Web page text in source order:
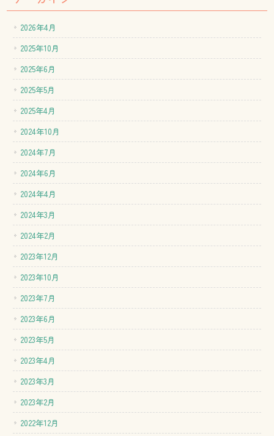
2026年4月
2025年10月
2025年6月
2025年5月
2025年4月
2024年10月
2024年7月
2024年6月
2024年4月
2024年3月
2024年2月
2023年12月
2023年10月
2023年7月
2023年6月
2023年5月
2023年4月
2023年3月
2023年2月
2022年12月